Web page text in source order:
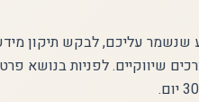
שנשמר עליכם, לבקש תיקון
שיווקיים. לפניות בנושא